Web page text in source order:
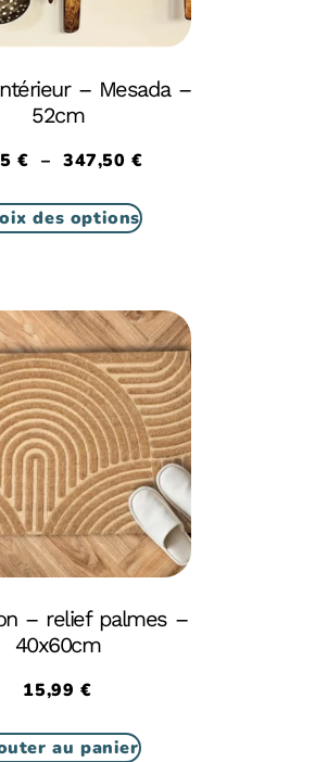
– Mesada –
52cm
€ – 347,50€
des options
– relief palmes –
40x60cm
15,99 €
au panier